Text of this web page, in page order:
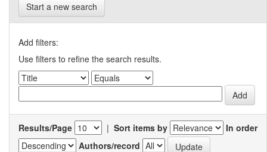
Start a new search
Add filters:
Use filters to refine the search results.
Results/Page | Sort items by
In order
Authors/record